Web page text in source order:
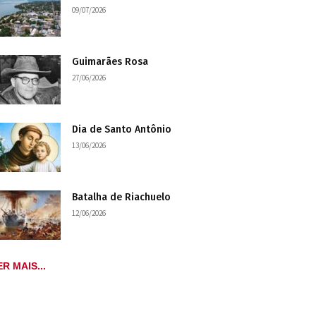
09/07/2026
Guimarães Rosa
27/06/2026
Dia de Santo Antônio
13/06/2026
Batalha de Riachuelo
12/06/2026
MAIS...